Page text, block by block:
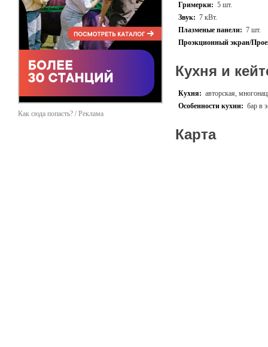
Как сюда попасть? / Реклама
Гримерки: 5 шт.
Звук: 7 кВт.
Плазменые панели: 7 шт.
Проэкционный экран/
Кухня и
Кухня: авторская,
Особенности кухни: бар в
Карта